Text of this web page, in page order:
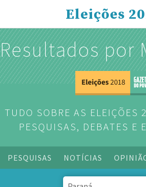
Eleições
Resultados por
TUDO SOBRE AS ELEIÇÕES
PESQUISAS, DEBATES E
PESQUISAS NOTÍCIAS